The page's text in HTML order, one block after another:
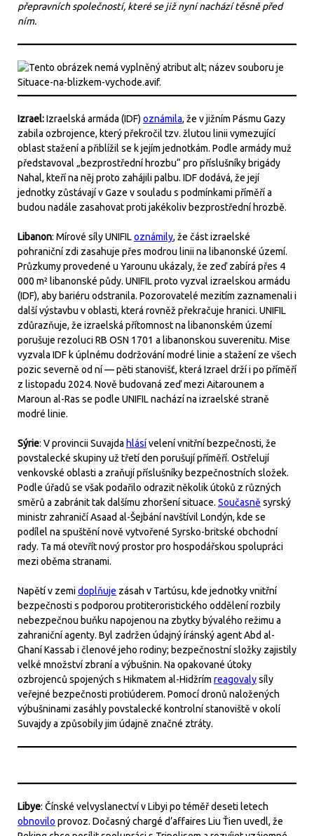
přepravních společností, které se již nyní nachází těsně před
ním.
Izrael:Izraelská armáda (IDF) oznámila, že v jižním Pásmu Gazy
zabila ozbrojence, který překročil tzv. žlutou linii vymezující
oblast stažení a přiblížil se k jejím jednotkám. Podle armády muž
představoval „bezprostřední hrozbu“ pro příslušníky brigády
Nahal, kteří na něj proto zahájili palbu. IDF dodává, že její
jednotky zůstávají v Gaze v souladu s podmínkami příměří a
budou nadále zasahovat proti jakékoliv bezprostřední hrozbě.
Libanon: Mírové síly UNIFILoznámily, že část izraelské
pohraniční zdi zasahuje přes modrou linii na libanonské území.
Průzkumy provedené u Yarounu ukázaly, že zeď zabírá přes 4
000 m² libanonské půdy. UNIFIL proto vyzval izraelskou armádu
(IDF), aby bariéru odstranila. Pozorovatelé mezitím zaznamenali i
další výstavbu v oblasti, která rovněž překračuje hranici. UNIFIL
zdůrazňuje, že izraelská přítomnost na libanonském území
porušuje rezoluci RB OSN 1701 a libanonskou suverenitu. Mise
vyzvala IDF k úplnému dodržování modré linie a stažení ze všech
pozic severně od ní — pěti stanovišť, která Izrael drží i po příměří
z listopadu 2024. Nově budovaná zeď mezi Aitarounem a
Maroun al-Ras se podle UNIFIL nachází na izraelské straně
modré linie.
Sýrie: V provincii Suvajda hlásívelení vnitřní bezpečnosti, že
povstalecké skupiny už třetí den porušují příměří. Ostřelují
venkovské oblasti a zraňují příslušníky bezpečnostních složek.
Podle úřadů se však podařilo odrazit několik útoků z různých
směrů a zabránit tak dalšímu zhoršení situace. Současně syrský
ministr zahraničí Asaad al-Šejbání navštívil Londýn, kde se
podílel na spuštění nově vytvořené Syrsko-britské obchodní
rady. Ta má otevřít nový prostor pro hospodářskou spolupráci
mezi oběma stranami.
Napětí v zemidoplňuje zásah v Tartúsu, kde jednotky vnitřní
bezpečnosti s podporou protiteroristického oddělení rozbily
nebezpečnou buňku napojenou na zbytky bývalého režimu a
zahraniční agenty. Byl zadržen údajný íránský agent Abd al-
Ghaní Kassab i členové jeho rodiny; bezpečnostní složky zajistily
velké množství zbraní a výbušnin. Na opakované útoky
ozbrojenců spojených s Hikmatem al-Hidžrím reagovalysíly
veřejné bezpečnosti protiúderem. Pomocí dronů naložených
výbušninami zasáhly povstalecké kontrolní stanoviště v okolí
Suvajdy a způsobily jim údajně značné ztráty.
Libye: Čínské velvyslanectví v Libyi po téměř deseti letech
obnovilo provoz. Dočasný chargé d’affaires Liu Ťien uvedl, že